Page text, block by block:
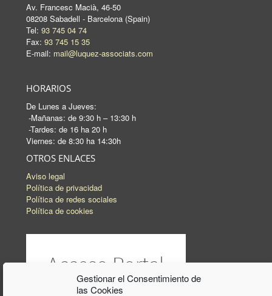
Gestionar el Consentimiento de
las Cookies
Av. Francesc Macià, 46-50
08208 Sabadell - Barcelona (Spain)
Tel: 93 745 04 74
Fax: 93 745 15 35
E-mail: mail@luquez-associats.com
HORARIOS
De Lunes a Jueves:
-Mañanas: de 9:30 h – 13:30 h
-Tardes: de 16 ha 20 h
Viernes: de 8:30 ha 14:30h
OTROS ENLACES
Aviso legal
Política de privacidad
Política de redes sociales
Política de cookies